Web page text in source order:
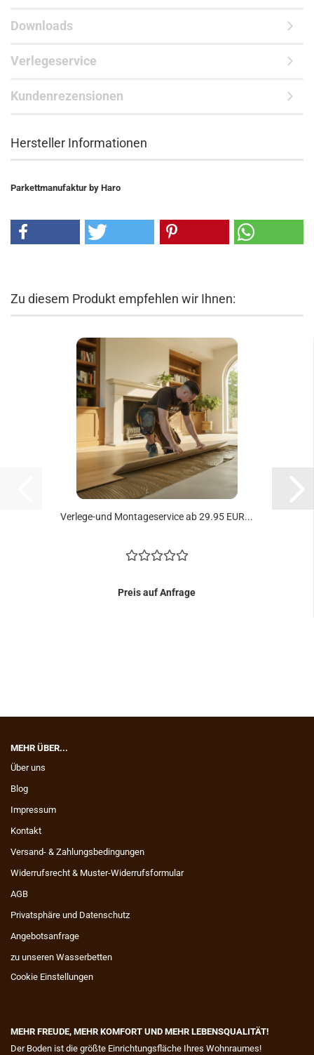
Downloads
Verlegeservice
Kundenrezensionen
Hersteller Informationen
Parkettmanufaktur by Haro
Zu diesem Produkt empfehlen wir Ihnen:
Verlege-​​und Mon­ta­ge­ser­vice ab 29.95 EUR...
Preis auf Anfrage
MEHR ÜBER...
Über uns
Blog
Impressum
Kontakt
Versand- & Zahlungsbedingungen
Widerrufsrecht & Muster-Widerrufsformular
AGB
Privatsphäre und Datenschutz
Angebotsanfrage
zu unseren Wasserbetten
Cookie Einstellungen
MEHR FREUDE, MEHR KOMFORT UND MEHR LEBENSQUALITÄT!
​Der Boden ist die größte Einrichtungsfläche Ihres Wohnraumes!